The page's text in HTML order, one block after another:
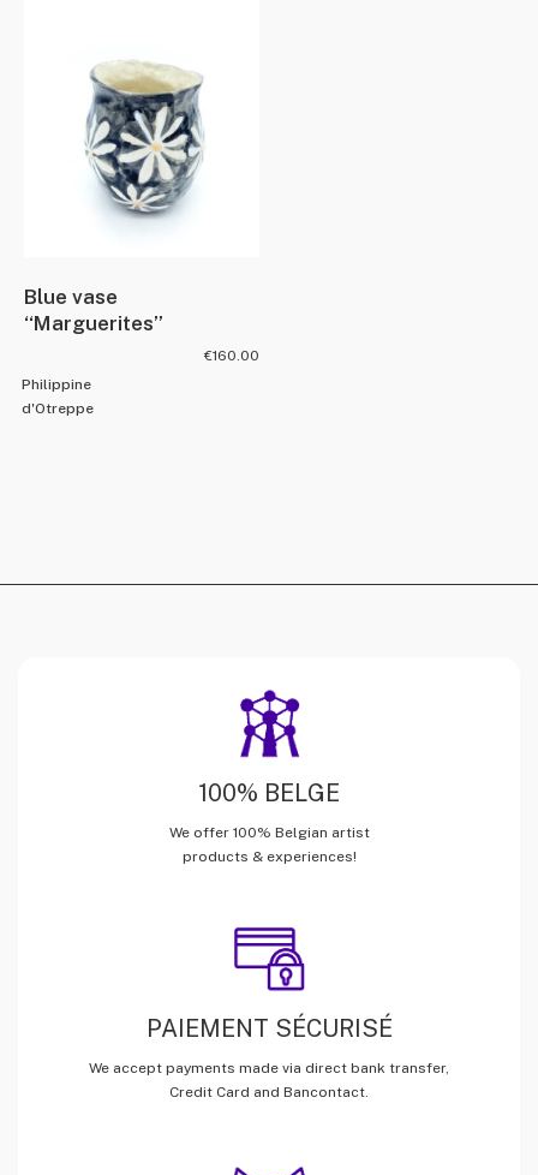
Blue vase
“Marguerites”
Philippine
d'Otreppe
€160.00
100% BELGE
We offer 100% Belgian artist
products & experiences!
PAIEMENT SÉCURISÉ
We accept payments made via direct bank transfer,
Credit Card and Bancontact.